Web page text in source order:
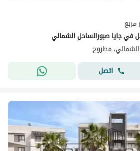
في جايا صبورالساحل الشمالي
مطروح
اتصل